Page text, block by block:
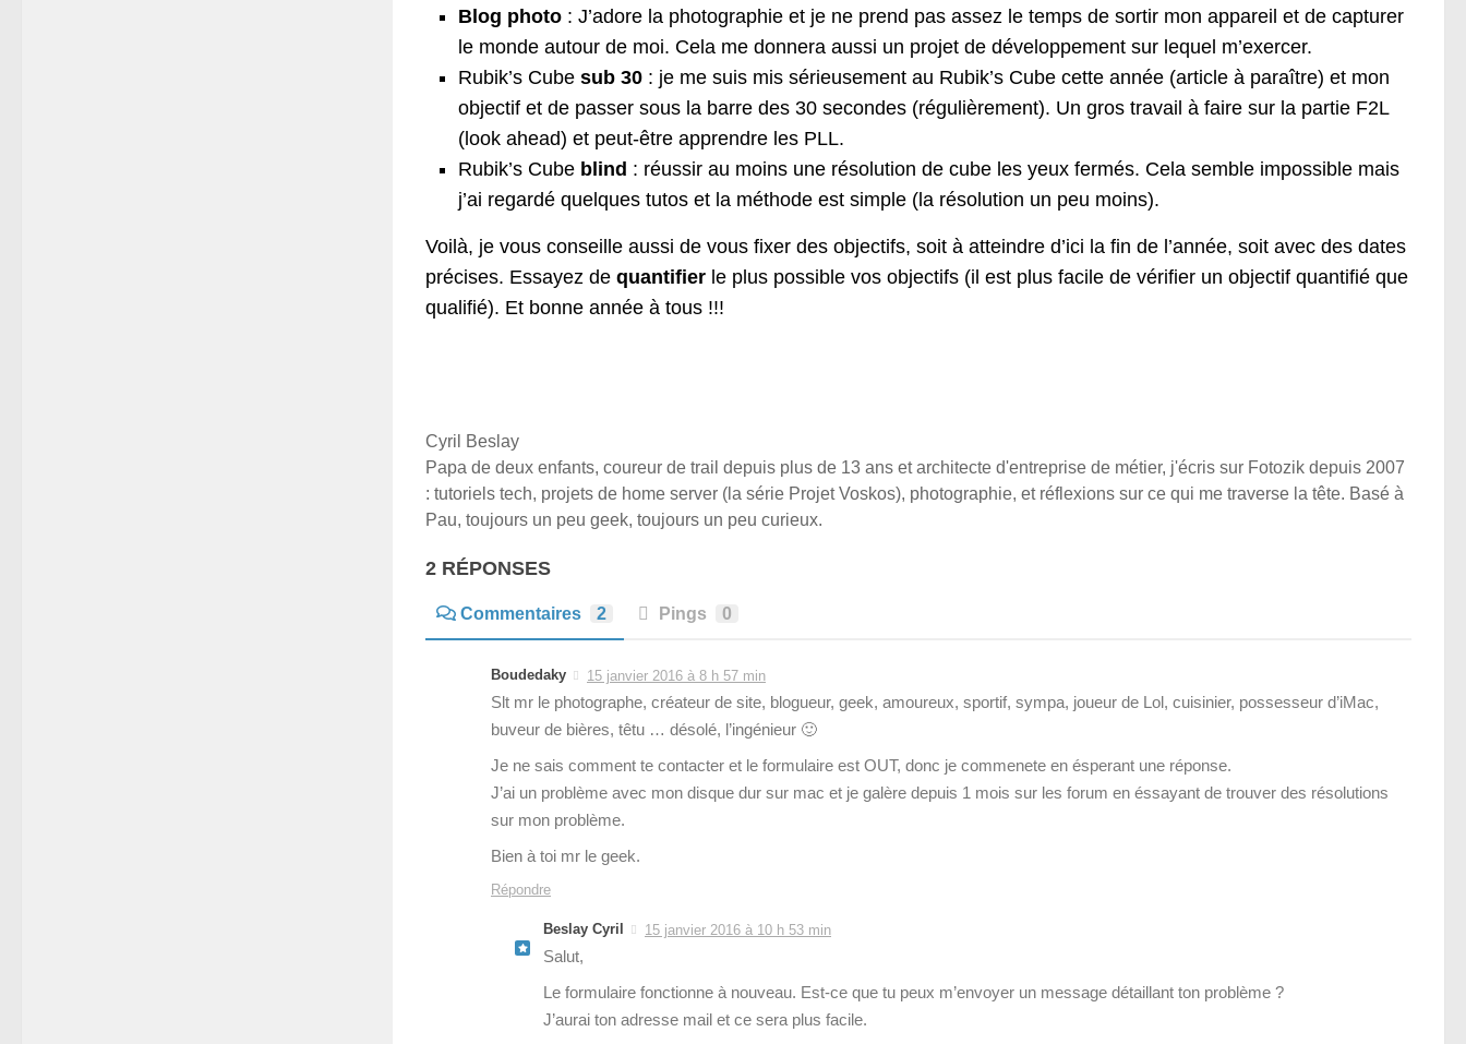
Blog photo : J’adore la photographie et je ne prend pas assez le temps de sortir mon appareil et de capturer
le monde autour de moi. Cela me donnera aussi un projet de développement sur lequel m’exercer.
Rubik’s Cube sub 30 : je me suis mis sérieusement au Rubik’s Cube cette année (article à paraître) et mon
objectif et de passer sous la barre des 30 secondes (régulièrement). Un gros travail à faire sur la partie F2L
(look ahead) et peut-être apprendre les PLL.
Rubik’s Cube blind : réussir au moins une résolution de cube les yeux fermés. Cela semble impossible mais
j’ai regardé quelques tutos et la méthode est simple (la résolution un peu moins).
Voilà, je vous conseille aussi de vous fixer des objectifs, soit à atteindre d’ici la fin de l’année, soit avec des dates
précises. Essayez de quantifier le plus possible vos objectifs (il est plus facile de vérifier un objectif quantifié que
qualifié). Et bonne année à tous !!!
Cyril Beslay
Papa de deux enfants, coureur de trail depuis plus de 13 ans et architecte d'entreprise de métier, j'écris sur Fotozik depuis 2007
: tutoriels tech, projets de home server (la série Projet Voskos), photographie, et réflexions sur ce qui me traverse la tête. Basé à
Pau, toujours un peu geek, toujours un peu curieux.
2 RÉPONSES
Commentaires 2 Pings 0
Boudedaky 15 janvier 2016 à 8 h 57 min
Slt mr le photographe, créateur de site, blogueur, geek, amoureux, sportif, sympa, joueur de Lol, cuisinier, possesseur d’iMac,
buveur de bières, têtu … désolé, l’ingénieur 🙂
Je ne sais comment te contacter et le formulaire est OUT, donc je commenete en ésperant une réponse.
J’ai un problème avec mon disque dur sur mac et je galère depuis 1 mois sur les forum en éssayant de trouver des résolutions
sur mon problème.
Bien à toi mr le geek.
Répondre
Beslay Cyril 15 janvier 2016 à 10 h 53 min
Salut,
Le formulaire fonctionne à nouveau. Est-ce que tu peux m’envoyer un message détaillant ton problème ?
J’aurai ton adresse mail et ce sera plus facile.